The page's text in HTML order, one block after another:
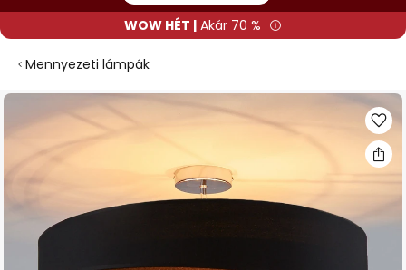
WOW HÉT | Akár 70 %
Mennyezeti lámpák
Ugrás
képgaléria
végére